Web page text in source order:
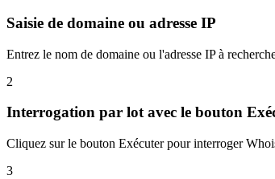
Saisie de domaine ou adresse IP
Entrez le nom de domaine ou l'adresse IP à
2
Interrogation par lot avec le bouton
Cliquez sur le bouton Exécuter pour interroger
3